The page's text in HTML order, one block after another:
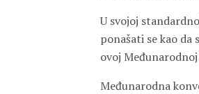
U svojoj
ponašati se kao
ovoj
Međunarodna